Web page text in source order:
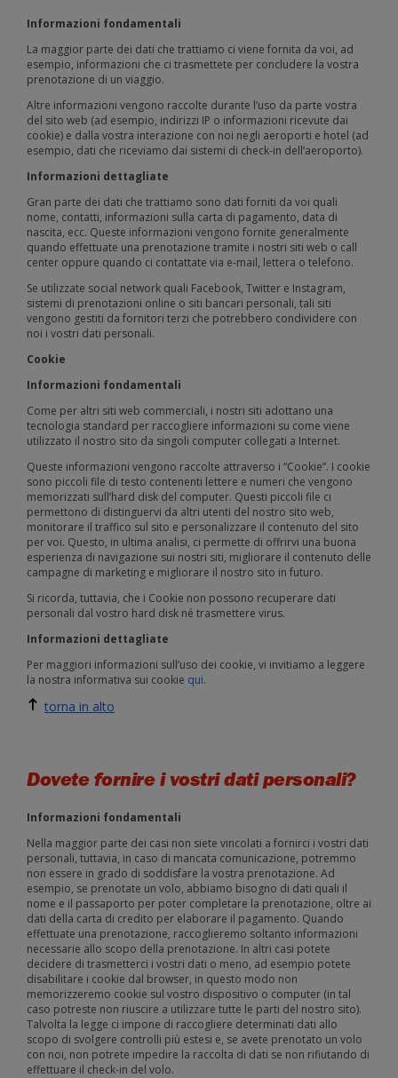
Informazioni fondamentali
La maggior parte dei dati che trattiamo ci viene fornita da voi, ad
esempio, informazioni che ci trasmettete per concludere la vostra
prenotazione di un viaggio.
Altre informazioni vengono raccolte durante l’uso da parte vostra
del sito web (ad esempio, indirizzi IP o informazioni ricevute dai
cookie) e dalla vostra interazione con noi negli aeroporti e hotel (ad
esempio, dati che riceviamo dai sistemi di check-in dell’aeroporto).
Informazioni dettagliate
Gran parte dei dati che trattiamo sono dati forniti da voi quali
nome, contatti, informazioni sulla carta di pagamento, data di
nascita, ecc. Queste informazioni vengono fornite generalmente
quando effettuate una prenotazione tramite i nostri siti web o call
center oppure quando ci contattate via e-mail, lettera o telefono.
Se utilizzate social network quali Facebook, Twitter e Instagram,
sistemi di prenotazioni online o siti bancari personali, tali siti
vengono gestiti da fornitori terzi che potrebbero condividere con
noi i vostri dati personali.
Cookie
Informazioni fondamentali
Come per altri siti web commerciali, i nostri siti adottano una
tecnologia standard per raccogliere informazioni su come viene
utilizzato il nostro sito da singoli computer collegati a Internet.
Queste informazioni vengono raccolte attraverso i “Cookie”. I cookie
sono piccoli file di testo contenenti lettere e numeri che vengono
memorizzati sull’hard disk del computer. Questi piccoli file ci
permettono di distinguervi da altri utenti del nostro sito web,
monitorare il traffico sul sito e personalizzare il contenuto del sito
per voi. Questo, in ultima analisi, ci permette di offrirvi una buona
esperienza di navigazione sui nostri siti, migliorare il contenuto delle
campagne di marketing e migliorare il nostro sito in futuro.
Si ricorda, tuttavia, che i Cookie non possono recuperare dati
personali dal vostro hard disk né trasmettere virus.
Informazioni dettagliate
Per maggiori informazioni sull’uso dei cookie, vi invitiamo a leggere
la nostra informativa sui cookie qui.
torna in alto
Dovete fornire i vostri dati personali?
Informazioni fondamentali
Nella maggior parte dei casi non siete vincolati a fornirci i vostri dati
personali, tuttavia, in caso di mancata comunicazione, potremmo
non essere in grado di soddisfare la vostra prenotazione. Ad
esempio, se prenotate un volo, abbiamo bisogno di dati quali il
nome e il passaporto per poter completare la prenotazione, oltre ai
dati della carta di credito per elaborare il pagamento. Quando
effettuate una prenotazione, raccoglieremo soltanto informazioni
necessarie allo scopo della prenotazione. In altri casi potete
decidere di trasmetterci i vostri dati o meno, ad esempio potete
disabilitare i cookie dal browser, in questo modo non
memorizzeremo cookie sul vostro dispositivo o computer (in tal
caso potreste non riuscire a utilizzare tutte le parti del nostro sito).
Talvolta la legge ci impone di raccogliere determinati dati allo
scopo di svolgere controlli più estesi e, se avete prenotato un volo
con noi, non potrete impedire la raccolta di dati se non rifiutando di
effettuare il check-in del volo.